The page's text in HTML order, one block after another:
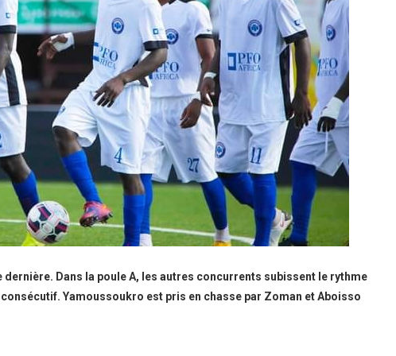
dernière. Dans la poule A, les autres concurrents subissent le rythme
Yamoussoukro est pris en chasse par Zoman et Aboisso